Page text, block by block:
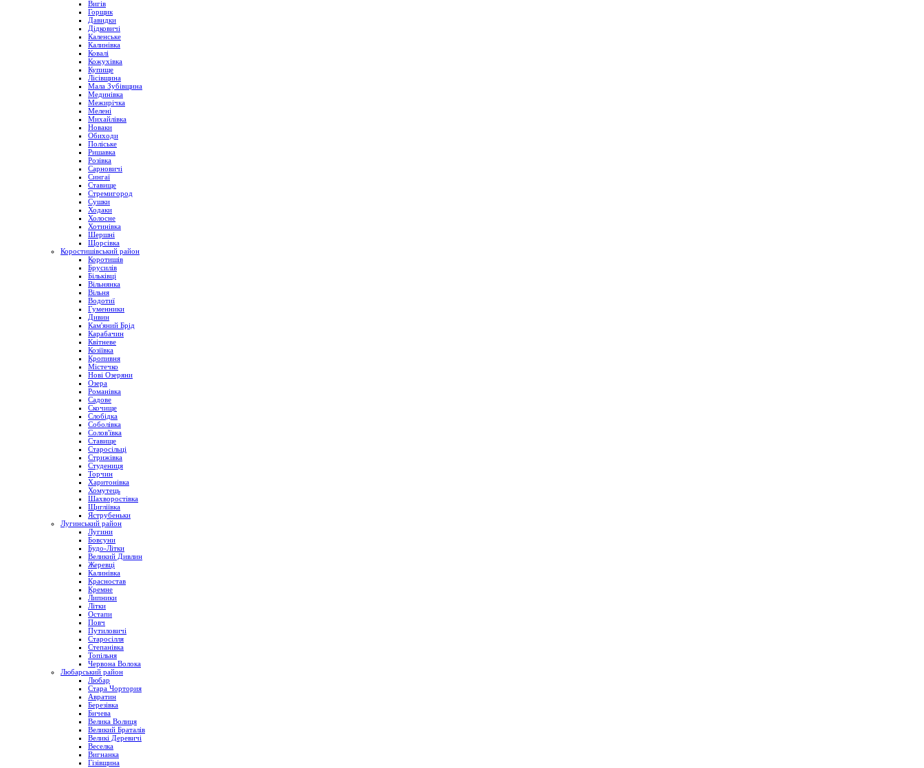
Вигів
Горщик
Давидки
Дідковичі
Каленське
Калинівка
Ковалі
Кожухівка
Купище
Лісівщина
Мала Зубівщина
Мединівка
Межирічка
Мелені
Михайлівка
Новаки
Обиходи
Поліське
Ришавка
Розівка
Сарновичі
Сингаї
Ставище
Стремигород
Сушки
Ходаки
Холосне
Хотинівка
Шершні
Щорсівка
Коростишівський район
Коротишів
Брусилів
Більківці
Вільнянка
Вільня
Водотиї
Гуменники
Дивин
Кам'яний Брід
Карабачин
Квітневе
Козіївка
Кропивня
Містечко
Нові Озеряни
Озера
Романівка
Садове
Скочище
Слобідка
Соболівка
Солов'ївка
Ставище
Старосільці
Стрижівка
Студениця
Торчин
Харитонівка
Хомутець
Шахворостівка
Щигліївка
Яструбеньки
Лугинський район
Лугини
Бовсуни
Будо-Літки
Великий Дивлин
Жеревці
Калинівка
Красностав
Кремне
Липники
Літки
Остапи
Повч
Путиловичі
Старосілля
Степанівка
Топільня
Червона Волока
Любарський район
Любар
Стара Чортория
Авратин
Березівка
Бичева
Велика Волиця
Великий Браталів
Великі Деревичі
Веселка
Вигнанка
Гізівщина